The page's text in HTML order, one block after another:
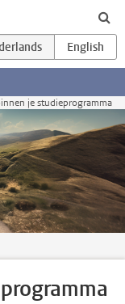
je studieprogramma